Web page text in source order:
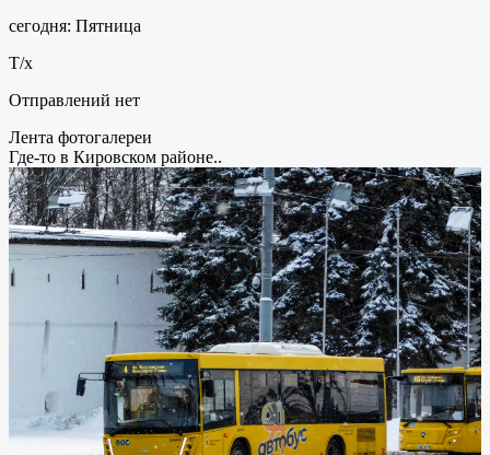
сегодня: Пятница
Т/х
Отправлений нет
Лента фотогалереи
Где-то в Кировском районе..